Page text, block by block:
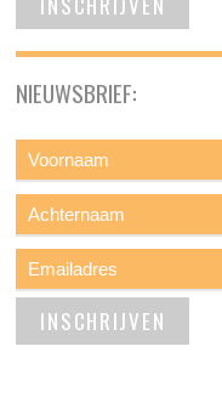
NIEUWSBRIEF: